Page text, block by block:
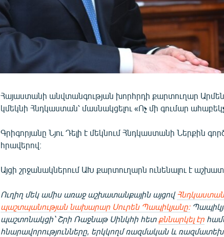
Հայաստանի անվտանգության խորհրդի քարտուղար Արմեն
կմեկնի Հնդկաստան՝ մասնակցելու «Ոչ մի գումար
Գրիգորյանը Նյու Դելի է մեկնում Հնդկաստանի Ներքին
հրավերով։
Այցի շրջանակներում ԱԽ քարտուղարն ունենալու է
Ուղիղ մեկ ամիս առաջ աշխատանքային այցով
պաշտպանության նախարար Սուրեն Պապիկյանը։
պաշտոնակցի՝ Շրի Ռաջնաթ Սինկհի հետքննարկել էր
հնարավորությունները, երկկողմ ռազմական և